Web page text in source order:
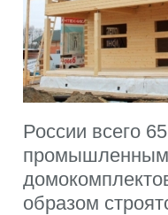
России всего
промышленным
образом